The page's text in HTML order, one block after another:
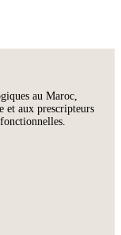
au Maroc,
et aux prescripteurs